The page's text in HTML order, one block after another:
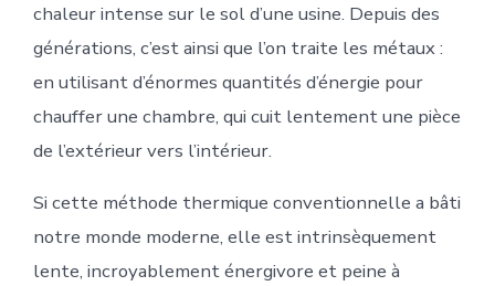
chaleur intense sur le sol d’une usine. Depuis des
générations, c’est ainsi que l’on traite les métaux :
en utilisant d’énormes quantités d’énergie pour
chauffer une chambre, qui cuit lentement une pièce
de l’extérieur vers l’intérieur.
Si cette méthode thermique conventionnelle a bâti
notre monde moderne, elle est intrinsèquement
lente, incroyablement énergivore et peine à